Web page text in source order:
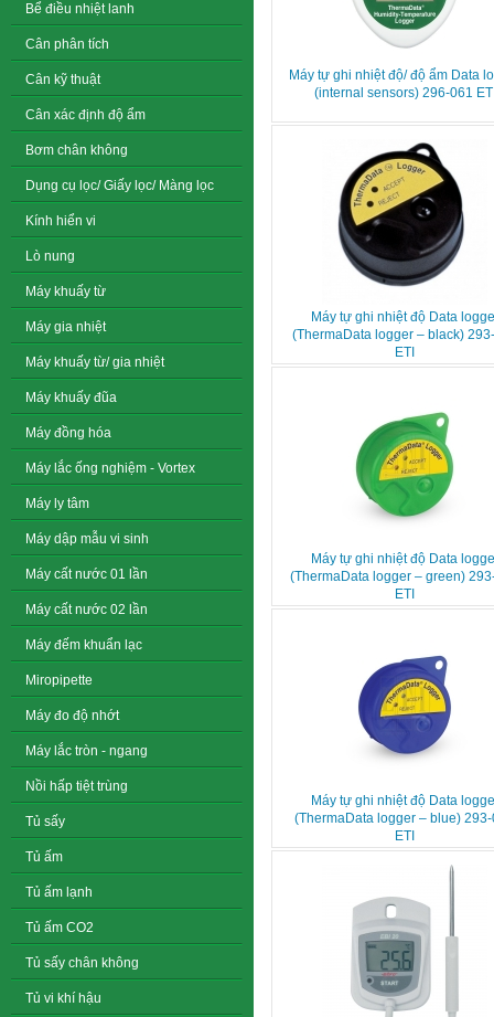
Bể điều nhiệt lanh
Cân phân tích
Cân kỹ thuật
Cân xác định độ ẩm
Bơm chân không
Dụng cụ lọc/ Giấy lọc/ Màng lọc
Kính hiển vi
Lò nung
Máy khuấy từ
Máy gia nhiệt
Máy khuấy từ/ gia nhiệt
Máy khuấy đũa
Máy đồng hóa
Máy lắc ống nghiệm - Vortex
Máy ly tâm
Máy dập mẫu vi sinh
Máy cất nước 01 lần
Máy cất nước 02 lần
Máy đếm khuẩn lạc
Miropipette
Máy đo độ nhớt
Máy lắc tròn - ngang
Nồi hấp tiệt trùng
Tủ sấy
Tủ ấm
Tủ ấm lạnh
Tủ ấm CO2
Tủ sấy chân không
Tủ vi khí hậu
Máy tự ghi nhiệt độ/ độ ẩm Data
(internal sensors) 296-061
Máy tự ghi nhiệt độ Data
(ThermaData logger – black)
ETI
Máy tự ghi nhiệt độ Data
(ThermaData logger – green)
ETI
Máy tự ghi nhiệt độ Data
(ThermaData logger – blue)
ETI